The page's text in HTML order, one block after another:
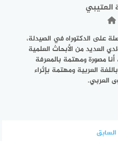
العتيبي
على الدكتوراه في الصيدلة،
العديد من الأبحاث العلمية
مصورة ومهتمة بالمعرفة
العربية ومهتمة بإثراء
العربي.
السابق